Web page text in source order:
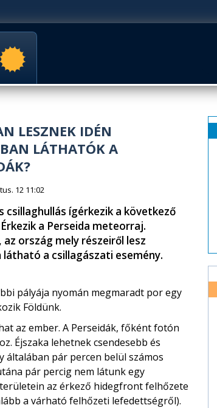
LESZNEK IDÉN
LÁTHATÓK A
12 11:02
csillaghullás ígérkezik a következő
a Perseida meteorraj.
ország mely részeiről lesz
látható a csillagászati esemény.
pályája nyomán megmaradt por egy
Földünk.
az ember. A Perseidák, főként fotón
Éjszaka lehetnek csendesebb és
általában pár percen belül számos
pár percig nem látunk egy
az érkező hidegfront felhőzete
a várható felhőzeti lefedettségről).